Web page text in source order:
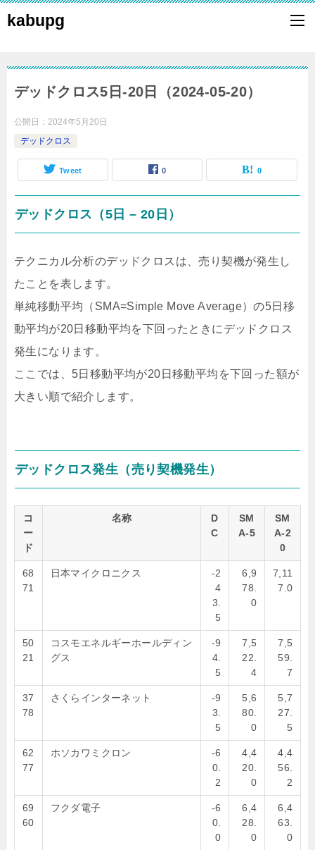
kabupg
デッドクロス5日-20日（2024-05-20）
公開日： 2024年5月20日
デッドクロス
Tweet 0 0
デッドクロス（5日 – 20日）
テクニカル分析のデッドクロスは、売り契機が発生し
たことを表します。
単純移動平均（SMA=Simple Move Average）の5日移
動平均が20日移動平均を下回ったときにデッドクロス
発生になります。
ここでは、5日移動平均が20日移動平均を下回った額が
大きい順で紹介します。
デッドクロス発生（売り契機発生）
コ
ー
ド
名称
D
C
SM
A-5
SM
A-2
0
68
71
日本マイクロニクス
-2
4
3.
5
6,9
78.
0
7,11
7.0
50
21
コスモエネルギーホールディン
グス
-9
4.
5
7,5
22.
4
7,5
59.
7
37
78
さくらインターネット
-9
3.
5
5,6
80.
0
5,7
27.
5
62
77
ホソカワミクロン
-6
0.
2
4,4
20.
0
4,4
56.
2
69
60
フクダ電子
-6
0.
0
6,4
28.
0
6,4
63.
0